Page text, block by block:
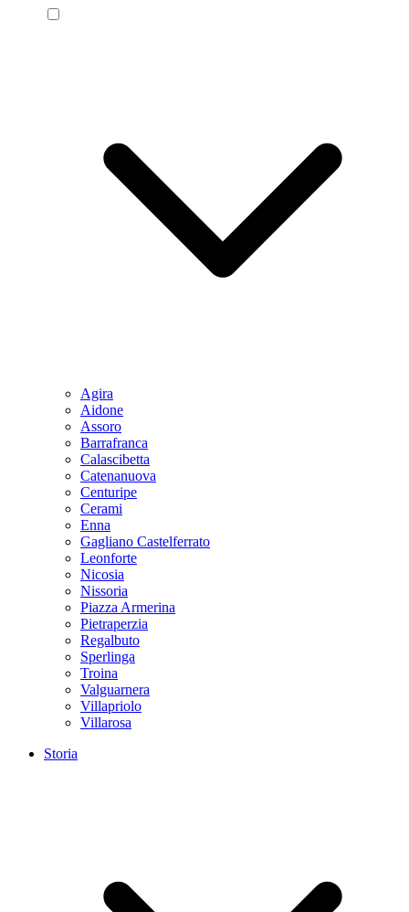
Agira
Aidone
Assoro
Barrafranca
Calascibetta
Catenanuova
Centuripe
Cerami
Enna
Gagliano Castelferrato
Leonforte
Nicosia
Nissoria
Piazza Armerina
Pietraperzia
Regalbuto
Sperlinga
Troina
Valguarnera
Villapriolo
Villarosa
Storia